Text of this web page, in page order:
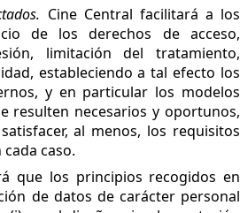
Cine Central facilitará a los
de los derechos de acceso,
limitación del tratamiento,
estableciendo a tal efecto los
y en particular los modelos
resulten necesarios y oportunos,
al menos, los requisitos
caso.
que los principios recogidos en
de datos de carácter personal